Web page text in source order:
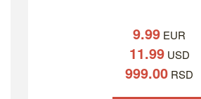
9.99 EUR
11.99USD
999.00 RSD